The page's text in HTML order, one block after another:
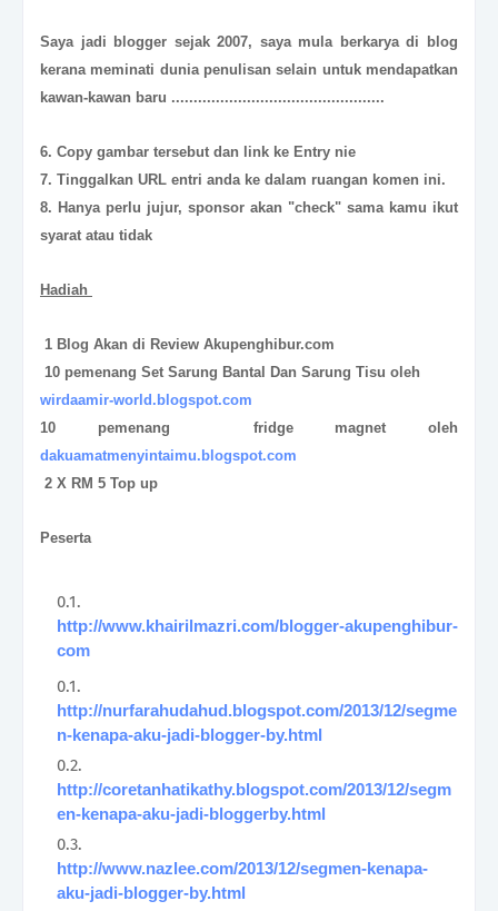
Saya jadi blogger sejak 2007, saya mula berkarya di blog
kerana meminati dunia penulisan selain untuk mendapatkan
kawan-kawan baru ................................................
6. Copy gambar tersebut dan link ke Entry nie
7. Tinggalkan URL entri anda ke dalam ruangan komen ini.
8. Hanya perlu jujur, sponsor akan "check" sama kamu ikut
syarat atau tidak
Hadiah
1 Blog Akan di Review Akupenghibur.com
10 pemenang Set Sarung Bantal Dan Sarung Tisu oleh
wirdaamir-world.blogspot.com
10 pemenang
fridge magnet oleh
dakuamatmenyintaimu.blogspot.com
2 X RM 5 Top up
Peserta
http://www.khairilmazri.com/blogger-akupenghibur-
com
http://nurfarahudahud.blogspot.com/2013/12/segme
n-kenapa-aku-jadi-blogger-by.html
http://coretanhatikathy.blogspot.com/2013/12/segm
en-kenapa-aku-jadi-bloggerby.html
http://www.nazlee.com/2013/12/segmen-kenapa-
aku-jadi-blogger-by.html